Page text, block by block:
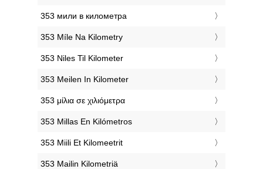
‎353 мили в километра
‎353 Míle Na Kilometry
‎353 Niles Til Kilometer
‎353 Meilen In Kilometer
‎353 μίλια σε χιλιόμετρα
‎353 Millas En Kilómetros
‎353 Miili Et Kilomeetrit
‎353 Mailin Kilometriä